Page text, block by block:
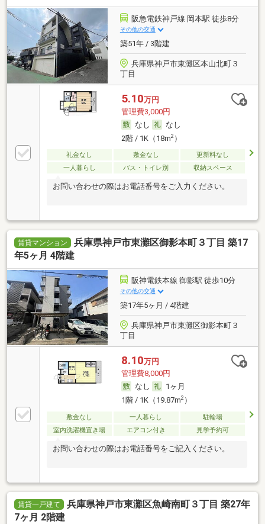
阪急電鉄神戸線 岡本駅 徒歩8分
その他の交通
築51年 / 3階建
兵庫県神戸市東灘区本山北町３
丁目
5.10万円
管理費3,000円
なし
なし
2階 / 1K（18m2）
礼金なし 敷金なし
更新料なし
一人暮らし
バス・トイレ別 収納スペース
お問い合わせの際はお電話番号をご入力ください。
賃貸マンション
兵庫県神戸市東灘区御影本町３丁目 築17
年5ヶ月 4階建
阪神電鉄本線 御影駅 徒歩10分
その他の交通
築17年5ヶ月 / 4階建
兵庫県神戸市東灘区御影本町３
丁目
8.10万円
管理費8,000円
なし
1ヶ月
1階 / 1K（19.87m2）
敷金なし 一人暮らし
駐輪場
室内洗濯機置き場
エアコン付き 見学予約可
お問い合わせの際はお電話番号をご記入ください。
賃貸一戸建て
兵庫県神戸市東灘区魚崎南町３丁目 築27年
7ヶ月 2階建